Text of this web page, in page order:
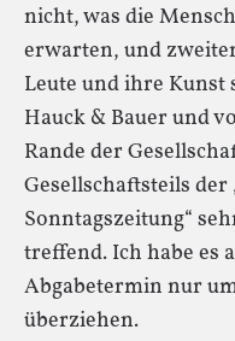
nicht, was die
erwarten, und
Leute und ihre Kunst
Hauck & Bauer und
Rande der
Gesellschaftsteils
Sonntagszeitung“
treffend. Ich habe es
Abgabetermin nur
überziehen.